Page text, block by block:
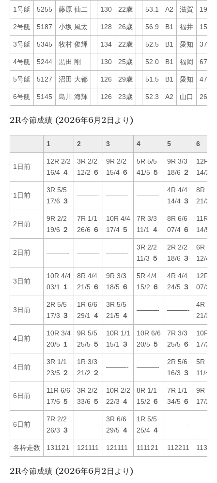
1号艇 5255 藤原 仙二 130 22歳 53.1 A2 滋賀 19
2号艇 5187 小坂 風太 128 26歳 56.9 B1 福井 15
3号艇 5345 牧村 俊輝 134 22歳 52.5 B1 愛知 37
4号艇 5244 黒田 剛 130 25歳 52.0 B1 福岡 67
5号艇 5127 沼田 大都 126 29歳 51.5 B1 愛知 47
6号艇 5145 島川 海輝 126 23歳 52.3 A2 山口 26
2R今節成績 (2026年6月2日より)
1 2 3 4 5 6
1日前
12R 2/2
16/4 ４
3R 2/2
12/2 ６
9R 2/2
15/4 ６
5R 5/5
41/5 ５
9R 3/3
18/6 ２
12R
14/2
1日前
3R 5/5
17/6 ３
———- ———- ———-
4R 4/4
14/4 ３
8R 3/3
21/2
2日前
9R 2/2
19/6 ２
7R 1/1
26/6 ６
10R 4/4
17/4 ５
7R 3/3
11/1
４
8R 6/6
07/4 ６
11R
14/5
2日前 ———- ———- ———-
3R 2/2
11/3 ５
2R 2/2
18/6 ３
6R 3/3
12/4
3日前
10R 4/4
03/1
１
8R 4/4
21/5 ６
9R 3/3
18/5 ６
5R 4/4
15/2 ６
4R 4/4
24/5 ３
12R
07/2
3日前
2R 5/5
17/3 ３
1R 6/6
29/1
４
3R 5/5
21/5 ４
———- ———-
4R 1/1
21/3
4日前
10R 3/4
20/5 １
9R 5/5
25/5 ５
10R 1/1
15/1
３
10R 6/6
20/5 ５
7R 3/3
25/5 ６
10R
17/2
4日前
3R 1/1
23/5 ２
1R 3/3
21/2 ２
———- ———-
2R 5/6
16/3 ３
5R 4/4
11/4
6日前
11R 6/6
17/6 ５
3R 2/2
33/6 ５
10R 2/2
22/3 ４
8R 1/1
15/2 ６
7R 1/1
34/5 ６
9R 6/5
17/2
6日前
7R 2/2
26/3 ３
———-
3R 6/6
29/5 ４
1R 5/5
25/4 ４
———-
各枠走数 131121 121111 121111 111121 112211
2R今節成績 (2026年6月2日より)